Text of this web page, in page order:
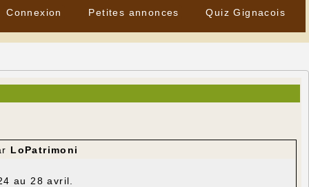
Connexion Petites annonces Quiz Gignacois
LoPatrimoni
au 28 avril.